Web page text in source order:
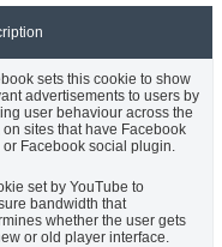
sets this cookie to show
advertisements to users by
user behaviour across the
on sites that have Facebook
Facebook social plugin.
set by YouTube to
bandwidth that
whether the user gets
or old player interface.